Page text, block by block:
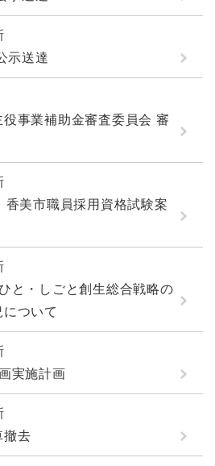
示送達
事業補助金審査委員会 審
香美市職員採用資格試験案
と・しごと創生総合戦略の
ついて
実施計画
撤去